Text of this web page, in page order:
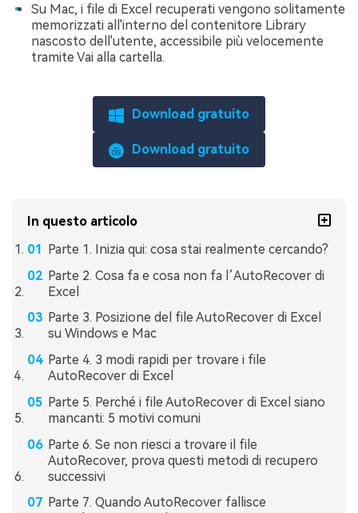
Su Mac, i file di Excel recuperati vengono solitamente
memorizzati all'interno del contenitore Library
nascosto dell'utente, accessibile più velocemente
tramite Vai alla cartella.
Download gratuito
Download gratuito
In questo articolo
Parte 1. Inizia qui: cosa stai realmente cercando?
Parte 2. Cosa fa e cosa non fa l’AutoRecover di
Excel
Parte 3. Posizione del file AutoRecover di Excel
su Windows e Mac
Parte 4. 3 modi rapidi per trovare i file
AutoRecover di Excel
Parte 5. Perché i file AutoRecover di Excel siano
mancanti: 5 motivi comuni
Parte 6. Se non riesci a trovare il file
AutoRecover, prova questi metodi di recupero
successivi
Parte 7. Quando AutoRecover fallisce